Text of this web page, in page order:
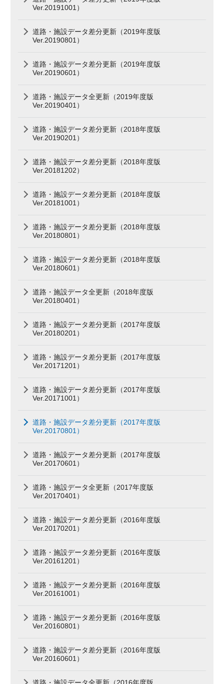
Ver.20191001）
道路・施設データ差分更新（2019年度版
Ver.20190801）
道路・施設データ差分更新（2019年度版
Ver.20190601）
道路・施設データ全更新（2019年度版
Ver.20190401）
道路・施設データ差分更新（2018年度版
Ver.20190201）
道路・施設データ差分更新（2018年度版
Ver.20181202）
道路・施設データ差分更新（2018年度版
Ver.20181001）
道路・施設データ差分更新（2018年度版
Ver.20180801）
道路・施設データ差分更新（2018年度版
Ver.20180601）
道路・施設データ全更新（2018年度版
Ver.20180401）
道路・施設データ差分更新（2017年度版
Ver.20180201）
道路・施設データ差分更新（2017年度版
Ver.20171201）
道路・施設データ差分更新（2017年度版
Ver.20171001）
道路・施設データ差分更新（2017年度版
Ver.20170801）
道路・施設データ差分更新（2017年度版
Ver.20170601）
道路・施設データ全更新（2017年度版
Ver.20170401）
道路・施設データ差分更新（2016年度版
Ver.20170201）
道路・施設データ差分更新（2016年度版
Ver.20161201）
道路・施設データ差分更新（2016年度版
Ver.20161001）
道路・施設データ差分更新（2016年度版
Ver.20160801）
道路・施設データ差分更新（2016年度版
Ver.20160601）
道路・施設データ全更新（2016年度版